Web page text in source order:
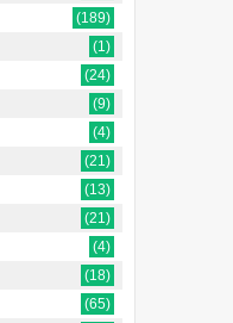
(189)
(1)
(24)
(9)
(4)
(21)
(13)
(21)
(4)
(18)
(65)